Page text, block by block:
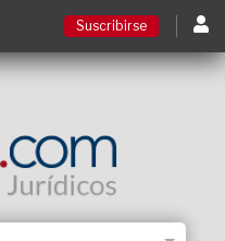
Ingresar
Suscribirse